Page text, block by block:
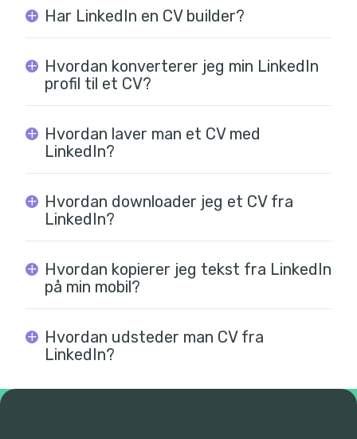
Har LinkedIn en CV builder?
Hvordan konverterer jeg min LinkedIn
profil til et CV?
Hvordan laver man et CV med
LinkedIn?
Hvordan downloader jeg et CV fra
LinkedIn?
Hvordan kopierer jeg tekst fra LinkedIn
på min mobil?
Hvordan udsteder man CV fra
LinkedIn?